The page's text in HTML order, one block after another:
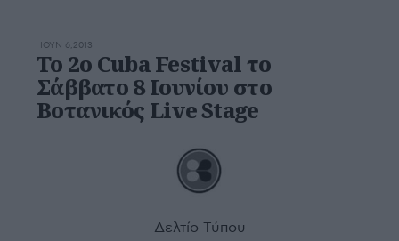
ΙΟΥΝ 6,2013
To 2o Cuba Festival το
Σάββατο 8 Ιουνίου στο
Βοτανικός Live Stage
Δελτίο Τύπου